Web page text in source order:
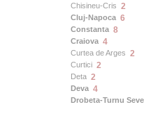
Chisineu-Cris 2
Cluj-Napoca 6
Constanta 8
Craiova 4
Curtea de Arges 2
Curtici 2
Deta 2
Deva 4
Drobeta-Turnu